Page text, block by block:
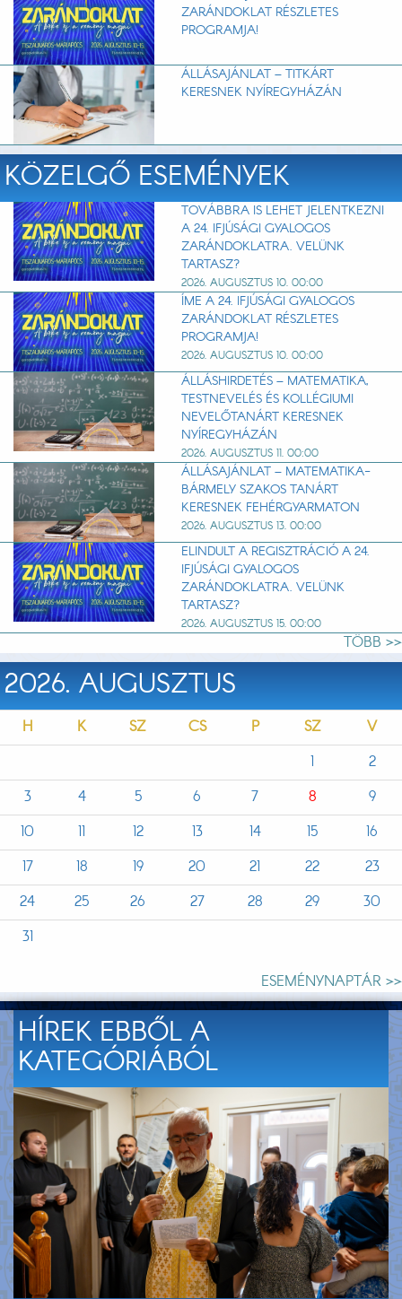
ZARÁNDOKLAT RÉSZLETES
PROGRAMJA!
ÁLLÁSAJÁNLAT – TITKÁRT
KERESNEK NYÍREGYHÁZÁN
KÖZELGŐ ESEMÉNYEK
TOVÁBBRA IS LEHET JELENTKEZNI
A 24. IFJÚSÁGI GYALOGOS
ZARÁNDOKLATRA. VELÜNK
TARTASZ?
2026. AUGUSZTUS 10. 00:00
ÍME A 24. IFJÚSÁGI GYALOGOS
ZARÁNDOKLAT RÉSZLETES
PROGRAMJA!
2026. AUGUSZTUS 10. 00:00
ÁLLÁSHIRDETÉS – MATEMATIKA,
TESTNEVELÉS ÉS KOLLÉGIUMI
NEVELŐTANÁRT KERESNEK
NYÍREGYHÁZÁN
2026. AUGUSZTUS 11. 00:00
ÁLLÁSAJÁNLAT – MATEMATIKA-
BÁRMELY SZAKOS TANÁRT
KERESNEK FEHÉRGYARMATON
2026. AUGUSZTUS 13. 00:00
ELINDULT A REGISZTRÁCIÓ A 24.
IFJÚSÁGI GYALOGOS
ZARÁNDOKLATRA. VELÜNK
TARTASZ?
2026. AUGUSZTUS 15. 00:00
TÖBB >>
2026. AUGUSZTUS
H K SZ CS P SZ
V
1
2
3
4 5 6 7 8
9
10
11 12 13 14 15
16
17
18 19 20 21 22
23
24
25 26 27 28 29
30
31
ESEMÉNYNAPTÁR >>
HÍREK EBBŐL A
KATEGÓRIÁBÓL